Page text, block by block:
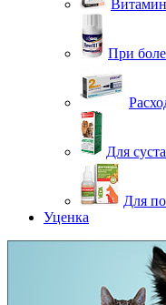
При
Для
Для
Уценка